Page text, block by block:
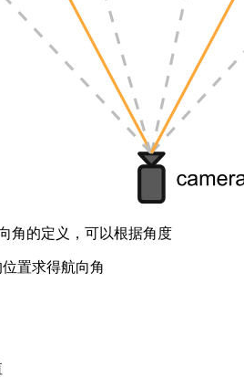
角的定义，可以根据角度
置求得航向角